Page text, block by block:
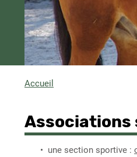
Accueil
une section sportive :